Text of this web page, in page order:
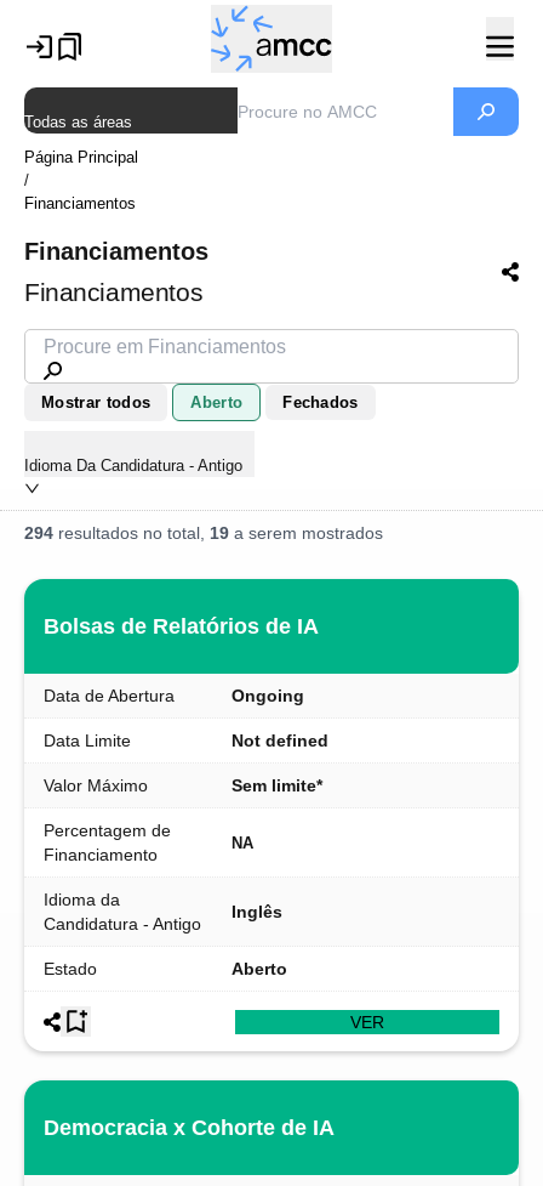
Todas as áreas
Página Principal
/
Financiamentos
Financiamentos
Financiamentos
Mostrar todos Aberto Fechados
Idioma Da Candidatura - Antigo
294 resultados no total, 19 a serem mostrados
Bolsas de Relatórios de IA
Data de Abertura Ongoing
Data Limite Not defined
Valor Máximo Sem limite*
Percentagem de
Financiamento
NA
Idioma da
Candidatura - Antigo
Inglês
Estado Aberto
VER
Democracia x Cohorte de IA